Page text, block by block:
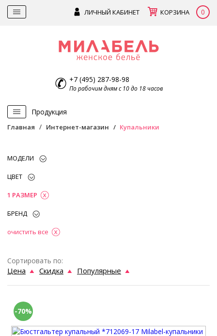
ЛИЧНЫЙ КАБИНЕТ КОРЗИНА 0
+7 (495) 287-98-98
По рабочим дням с 10 до 18 часов
Продукция
Главная Интернет-магазин Купальники
МОДЕЛИ
ЦВЕТ
1 РАЗМЕР
БРЕНД
очистить все
Сортировать по:
Цена Скидка Популярные
-70%